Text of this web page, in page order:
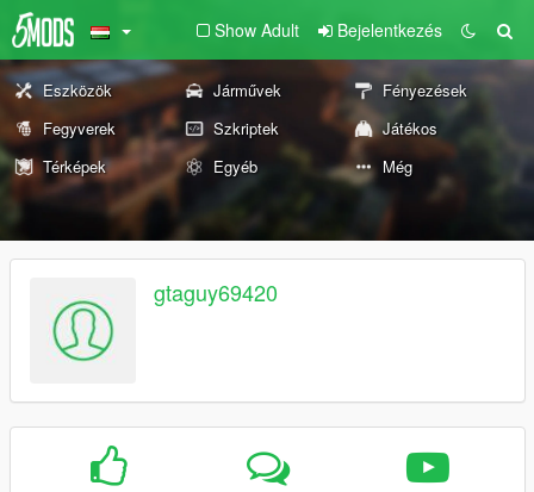
Show Adult Bejelentkezés
Eszközök Járművek
Fényezések
Fegyverek
Szkriptek
Játékos
Térképek
Egyéb Még
gtaguy69420